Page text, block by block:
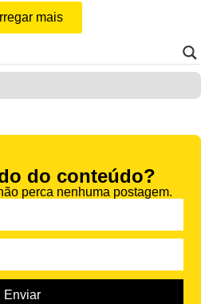
mais
do conteúdo?
perca nenhuma postagem.
Enviar